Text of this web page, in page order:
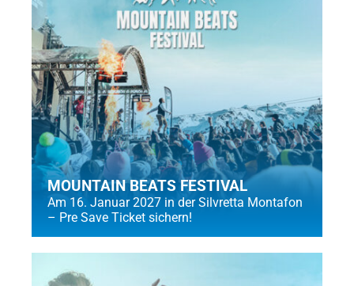
MOUNTAIN BEATS FESTIVAL
Am 16. Januar 2027 in der Silvretta Montafon
– Pre Save Ticket sichern!